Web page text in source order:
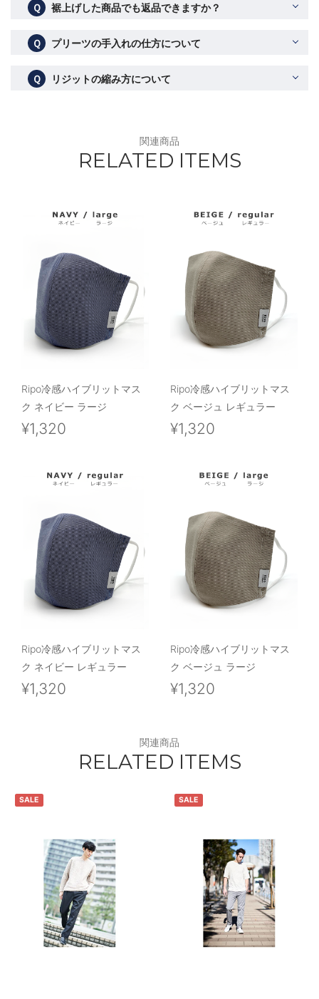
Ｑ 裾上げした商品でも返品できますか？
Ｑ プリーツの手入れの仕方について
Ｑ リジットの縮み方について
関連商品
RELATED ITEMS
Ripo冷感ハイブリットマス
ク ネイビー ラージ
¥1,320
Ripo冷感ハイブリットマス
ク ベージュ レギュラー
¥1,320
Ripo冷感ハイブリットマス
ク ネイビー レギュラー
¥1,320
Ripo冷感ハイブリットマス
ク ベージュ ラージ
¥1,320
関連商品
RELATED ITEMS
SALE SALE